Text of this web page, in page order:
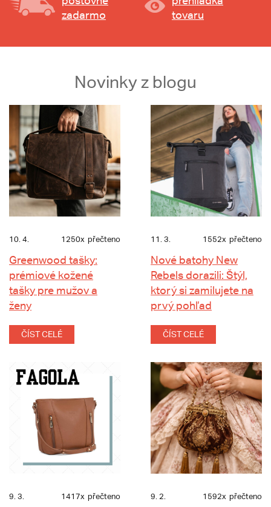
zadarmo
tovaru
Novinky z blogu
10. 4. 1250x přečteno
Greenwood tašky:
prémiové kožené
tašky pre mužov a
ženy
ČÍST CELÉ
11. 3. 1552x přečteno
Nové batohy New
Rebels dorazili: Štýl,
ktorý si zamilujete na
prvý pohľad
ČÍST CELÉ
9. 3. 1417x přečteno 9. 2. 1592x přečteno